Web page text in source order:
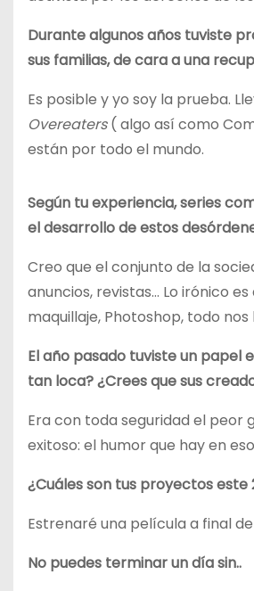
Durante algunos años tuviste
sus familias, de cara a una
Es posible y yo soy la prueba.
Overeaters( algo así como
están por todo el mundo.
Según tu experiencia, series
el desarrollo de estos
Creo que el conjunto de la
anuncios, revistas… Lo irónico
maquillaje, Photoshop, todo nos
El año pasado tuviste un papel
tan loca? ¿Crees que sus
Era con toda seguridad el peor
exitoso: el humor que hay en
¿Cuáles son tus proyectos este
Estrenaré una película a final
No puedes terminar un día sin..